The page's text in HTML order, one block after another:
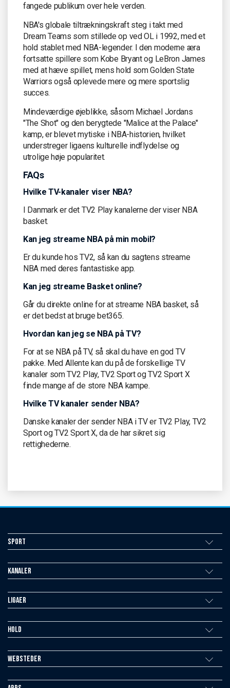
fangede publikum over hele verden.
NBA's globale tiltrækningskraft steg i takt med
Dream Teams som stillede op ved OL i 1992, med et
hold stablet med NBA-legender. I den moderne æra
fortsatte spillere som Kobe Bryant og LeBron James
med at hæve spillet, mens hold som Golden State
Warriors også oplevede mere og mere sportslig
succes.
Mindeværdige øjeblikke, såsom Michael Jordans
"The Shot" og den berygtede "Malice at the Palace"
kamp, er blevet mytiske i NBA-historien, hvilket
understreger ligaens kulturelle indflydelse og
utrolige høje popularitet.
FAQs
Hvilke TV-kanaler viser NBA?
I Danmark er det TV2 Play kanalerne der viser NBA
basket.
Kan jeg streame NBA på min mobil?
Er du kunde hos TV2, så kan du sagtens streame
NBA med deres fantastiske app.
Kan jeg streame Basket online?
Går du direkte online for at streame NBA basket, så
er det bedst at bruge bet365.
Hvordan kan jeg se NBA på TV?
For at se NBA på TV, så skal du have en god TV
pakke. Med Allente kan du på de forskellige TV
kanaler som TV2 Play, TV2 Sport og TV2 Sport X
finde mange af de store NBA kampe.
Hvilke TV kanaler sender NBA?
Danske kanaler der sender NBA i TV er TV2 Play, TV2
Sport og TV2 Sport X, da de har sikret sig
rettighederne.
Sport
Kanaler
Ligaer
Hold
Websteder